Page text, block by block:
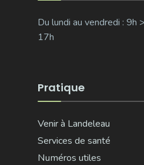
Du lundi au vendredi : 9h
17h
Pratique
Venir à Landeleau
Services de santé
Numéros utiles